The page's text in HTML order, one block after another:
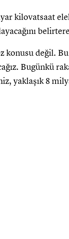
kilovatsaat
konusu değil.
Bugünkü
yaklaşık 8